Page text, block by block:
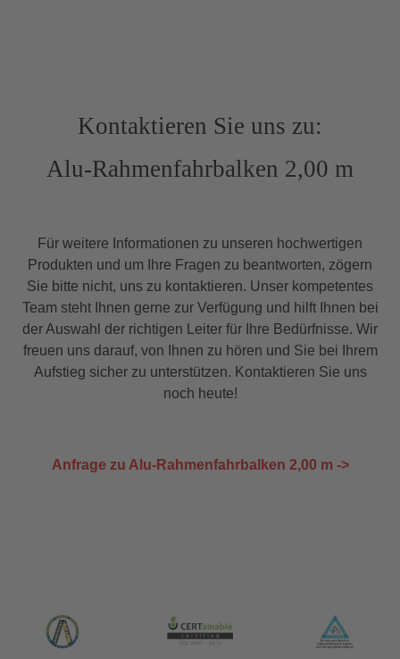
Kontaktieren Sie uns zu:
Alu-Rahmenfahrbalken 2,00 m
Für weitere Informationen zu unseren hochwertigen
Produkten und um Ihre Fragen zu beantworten, zögern
Sie bitte nicht, uns zu kontaktieren. Unser kompetentes
Team steht Ihnen gerne zur Verfügung und hilft Ihnen bei
der Auswahl der richtigen Leiter für Ihre Bedürfnisse. Wir
freuen uns darauf, von Ihnen zu hören und Sie bei Ihrem
Aufstieg sicher zu unterstützen. Kontaktieren Sie uns
noch heute!
Anfrage zu Alu-Rahmenfahrbalken 2,00 m ->